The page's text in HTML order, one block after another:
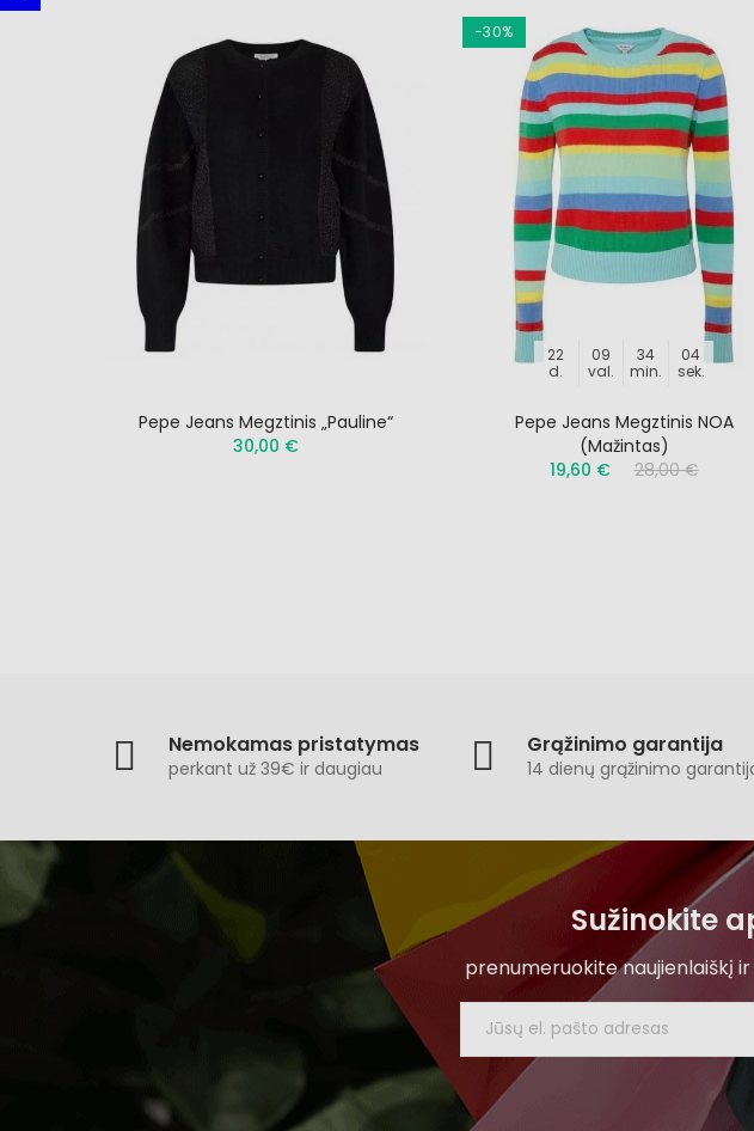
Pepe Jeans Megztinis „Pauline“
30,00 €
−30%
22
d.
09
val.
34
min.
03
sek.
Pepe Jeans Megztinis NOA
(mažintas)
19,60 €
28,00 €
Nemokamas pristatymas
perkant už 39€ ir daugiau
Grąžinimo garantija
14 dienų grąžinimo
Sužinokite
prenumeruokite naujienlaiškį